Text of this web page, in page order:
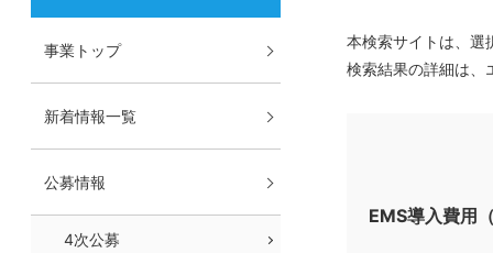
事業トップ
新着情報一覧
公募情報
4次公募
本検索サイトは、選
検索結果の詳細は、
EMS導入費用